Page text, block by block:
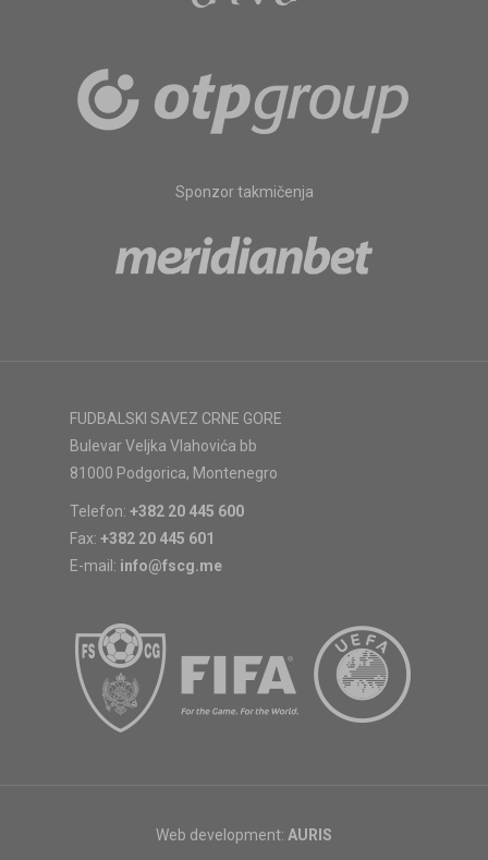
Sponzor takmičenja
FUDBALSKI SAVEZ CRNE GORE
Bulevar Veljka Vlahovića bb
81000 Podgorica, Montenegro
Telefon: +382 20 445 600
Fax: +382 20 445 601
E-mail: info@fscg.me
Web development: AURIS